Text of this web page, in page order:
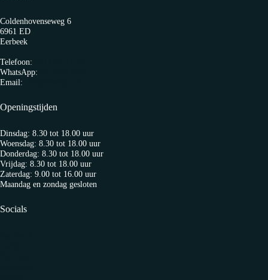
Coldenhovenseweg 6
6961 ED
Eerbeek
Telefoon:
WhatsApp:
Email:
Openingstijden
Dinsdag: 8.30 tot 18.00 uur
Woensdag: 8.30 tot 18.00 uur
Donderdag: 8.30 tot 18.00 uur
Vrijdag: 8.30 tot 18.00 uur
Zaterdag: 9.00 tot 16.00 uur
Maandag en zondag gesloten
Socials